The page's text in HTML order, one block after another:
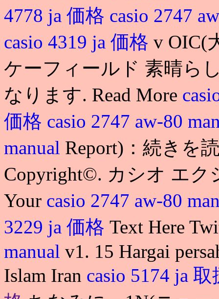
4778 ja 価格 casio 2747
casio 4319 ja 価格 v OIC(
ケーフィールド 素晴ら
なります. Read More
価格 casio 2747 aw-80
manual Report)：続きを
Copyright©. カシオ エク
Your casio 2747 aw-80
3229 ja 価格 Text Here
manual v1. 15 Hargai
Islam Iran casio 5174 ja